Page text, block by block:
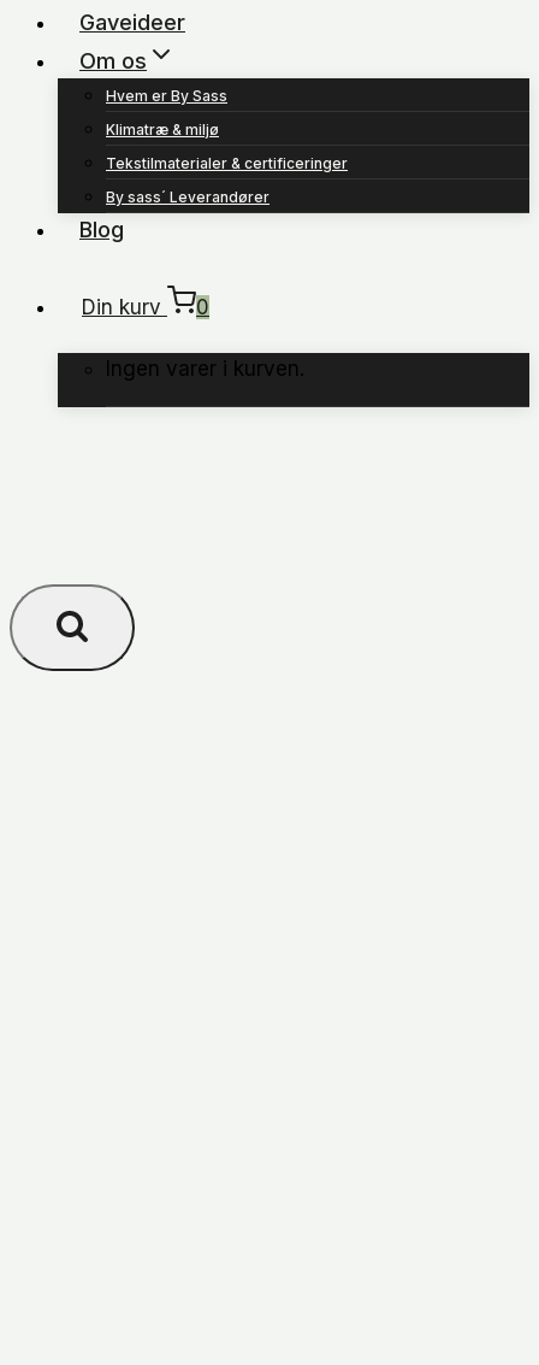
Gaveideer
Om os
Hvem er By Sass
Klimatræ & miljø
Tekstilmaterialer & certificeringer
By sass´ Leverandører
Blog
Din kurv 0
Ingen varer i kurven.